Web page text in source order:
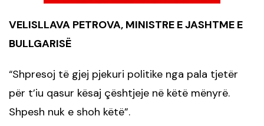
VELISLLAVA PETROVA, MINISTRE E JASHTME E
BULLGARISË
“Shpresoj të gjej pjekuri politike nga pala tjetër
për t’iu qasur kësaj çështjeje në këtë mënyrë.
Shpesh nuk e shoh këtë”.